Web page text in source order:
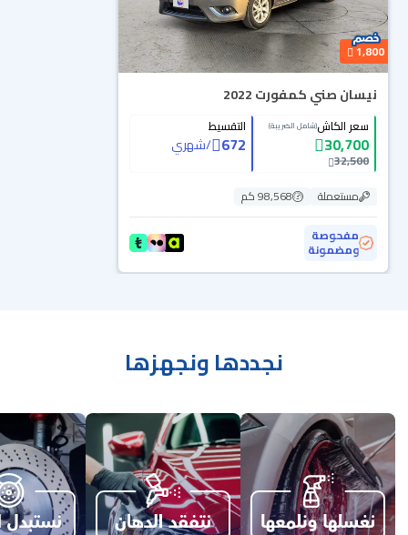
1,800
نيسان صني كمفورت 2022
سعر الكاش(شامل الضريبة)
30,700
32,500
التقسيط
672
/شهري
مستعملة
98,568 كم
مفحوصة
ومضمونة
نجددها ونجهزها